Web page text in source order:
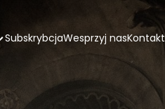
SubskrybcjaWesprzyj nasKontakt